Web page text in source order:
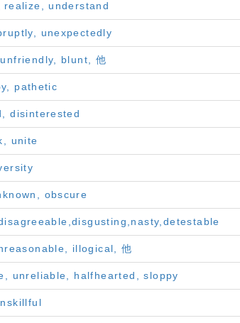
realize, understand
unexpectedly
blunt, 他
pathetic
disinterested
unite
obscure
illogical, 他
unreliable, halfhearted, sloppy